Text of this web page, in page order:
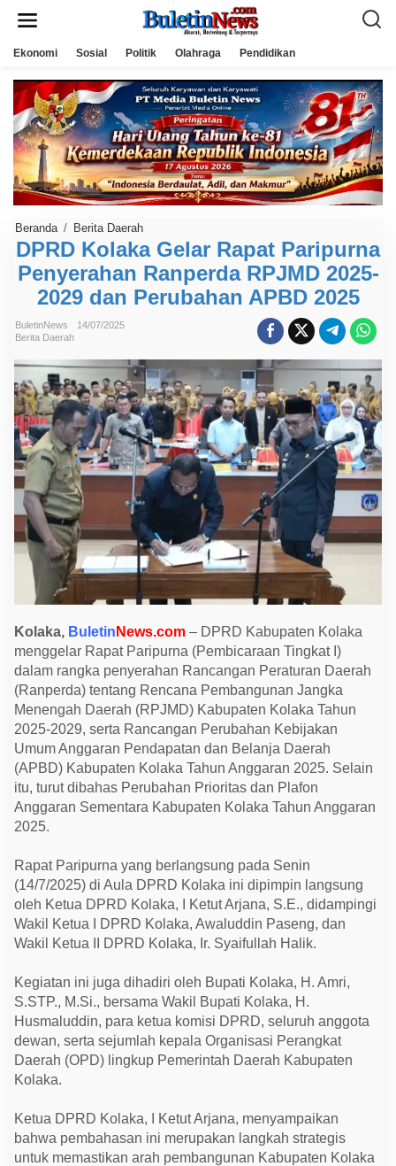
Ekonomi Sosial Politik Olahraga Pendidikan
Beranda / Berita Daerah
R
D
K
o
G
e
l
a
r
R
a
p
a
t
a
i
p
u
r
a
e
n
y
e
r
a
h
a
n
R
n
p
r
P
J
M
D
2
0
2
2
0
2
9
d
n
b
a
h
DPRD Kolaka Gelar Rapat Paripurna
Penyerahan Ranperda RPJMD 2025-
2029 dan Perubahan APBD 2025
BuletinNews
14/07/2025
Berita Daerah
Kolaka, Buletin News.com – DPRD Kabupaten Kolaka
menggelar Rapat Paripurna (Pembicaraan Tingkat I)
dalam rangka penyerahan Rancangan Peraturan Daerah
(Ranperda) tentang Rencana Pembangunan Jangka
Menengah Daerah (RPJMD) Kabupaten Kolaka Tahun
2025-2029, serta Rancangan Perubahan Kebijakan
Umum Anggaran Pendapatan dan Belanja Daerah
(APBD) Kabupaten Kolaka Tahun Anggaran 2025. Selain
itu, turut dibahas Perubahan Prioritas dan Plafon
Anggaran Sementara Kabupaten Kolaka Tahun Anggaran
2025.
Rapat Paripurna yang berlangsung pada Senin
(14/7/2025) di Aula DPRD Kolaka ini dipimpin langsung
oleh Ketua DPRD Kolaka, I Ketut Arjana, S.E., didampingi
Wakil Ketua I DPRD Kolaka, Awaluddin Paseng, dan
Wakil Ketua II DPRD Kolaka, Ir. Syaifullah Halik.
Kegiatan ini juga dihadiri oleh Bupati Kolaka, H. Amri,
S.STP., M.Si., bersama Wakil Bupati Kolaka, H.
Husmaluddin, para ketua komisi DPRD, seluruh anggota
dewan, serta sejumlah kepala Organisasi Perangkat
Daerah (OPD) lingkup Pemerintah Daerah Kabupaten
Kolaka.
Ketua DPRD Kolaka, I Ketut Arjana, menyampaikan
bahwa pembahasan ini merupakan langkah strategis
untuk memastikan arah pembangunan Kabupaten Kolaka